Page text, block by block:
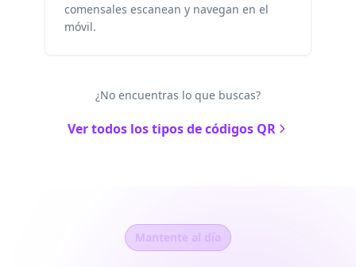
comensales escanean y navegan en el
móvil.
¿No encuentras lo que buscas?
Ver todos los tipos de códigos QR
Mantente al día